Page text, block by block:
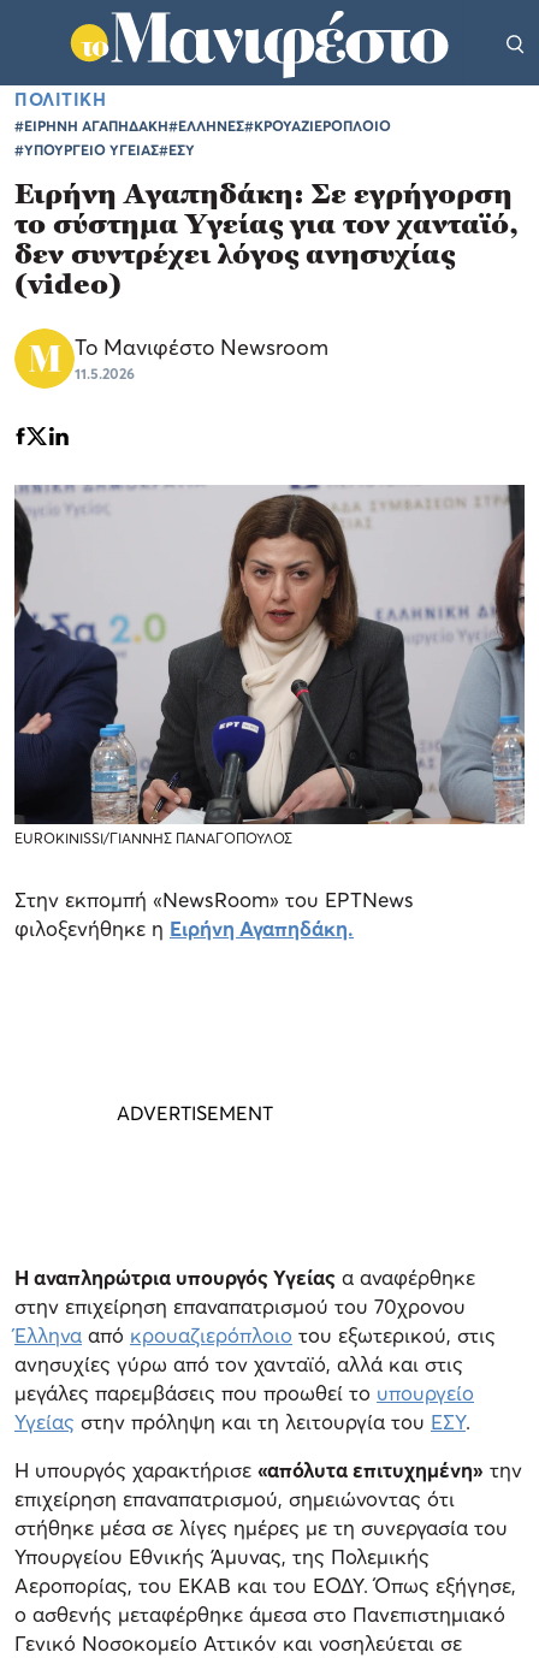
ΠΟΛΙΤΙΚΗ
#ΕΙΡΗΝΗ ΑΓΑΠΗΔΑΚΗ#ΕΛΛΗΝΕΣ#ΚΡΟΥΑΖΙΕΡΟΠΛΟΙΟ
#ΥΠΟΥΡΓΕΙΟ ΥΓΕΙΑΣ#ΕΣΥ
Ειρήνη Αγαπηδάκη: Σε εγρήγορση
το σύστημα Υγείας για τον χανταϊό,
δεν συντρέχει λόγος ανησυχίας
(video)
Το Μανιφέστο Newsroom
11.5.2026
EUROKINISSI/ΓΙΑΝΝΗΣ ΠΑΝΑΓΟΠΟΥΛΟΣ
Στην εκπομπή «NewsRoom» του ΕΡΤNews
φιλοξενήθηκε η Ειρήνη Αγαπηδάκη.
Η αναπληρώτρια υπουργός Υγείας α αναφέρθηκε
στην επιχείρηση επαναπατρισμού του 70χρονου
Έλληνα από κρουαζιερόπλοιο του εξωτερικού, στις
ανησυχίες γύρω από τον χανταϊό, αλλά και στις
μεγάλες παρεμβάσεις που προωθεί το υπουργείο
Υγείας στην πρόληψη και τη λειτουργία του ΕΣΥ.
Η υπουργός χαρακτήρισε «απόλυτα επιτυχημένη» την
επιχείρηση επαναπατρισμού, σημειώνοντας ότι
στήθηκε μέσα σε λίγες ημέρες με τη συνεργασία του
Υπουργείου Εθνικής Άμυνας, της Πολεμικής
Αεροπορίας, του ΕΚΑΒ και του ΕΟΔΥ. Όπως εξήγησε,
ο ασθενής μεταφέρθηκε άμεσα στο Πανεπιστημιακό
Γενικό Νοσοκομείο Αττικόν και νοσηλεύεται σε